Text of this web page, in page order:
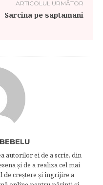
ARTICOLUL URMĂTOR
Sarcina pe saptamani
autorilor ei de a scrie, din
şi de a realiza cel mai
de creştere şi îngrijire a